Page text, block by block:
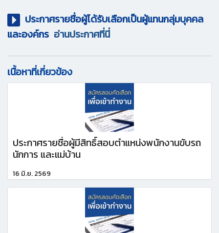
ประกาศรายชื่อผู้ได้รับเลือกเป็นผู้แทนกลุ่มบุคคล
และองค์กร อ่านประกาศที่นี่
เนื้อหาที่เกี่ยวข้อง
ประกาศรายชื่อผู้มีสิทธิ์สอบตำแหน่งพนักงานขับรถ
นักการ และแม่บ้าน
16 มิ.ย. 2569